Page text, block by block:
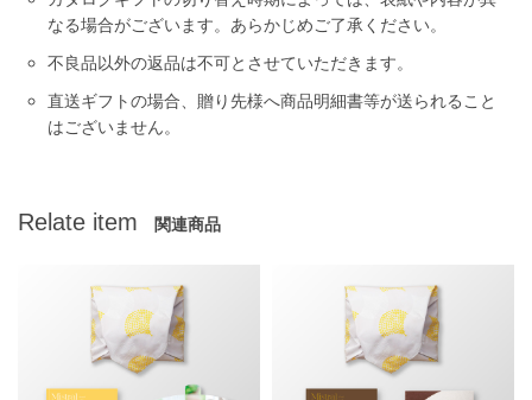
なる場合がございます。あらかじめご了承ください。
不良品以外の返品は不可とさせていただきます。
直送ギフトの場合、贈り先様へ商品明細書等が送られること
はございません。
Relate item 関連商品